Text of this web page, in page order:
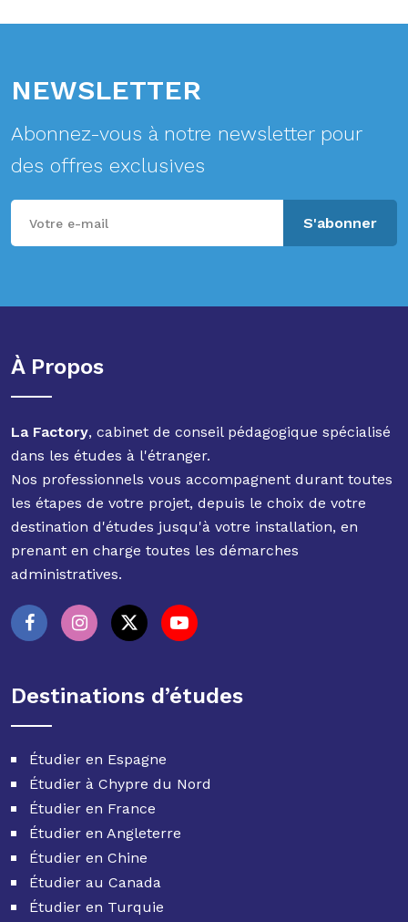
NEWSLETTER
Abonnez-vous à notre newsletter pour
des offres exclusives
S'abonner
À Propos
La Factory, cabinet de conseil pédagogique spécialisé
dans les études à l'étranger.
Nos professionnels vous accompagnent durant toutes
les étapes de votre projet, depuis le choix de votre
destination d'études jusqu'à votre installation, en
prenant en charge toutes les démarches
administratives.
Destinations d’études
Étudier en Espagne
Étudier à Chypre du Nord
Étudier en France
Étudier en Angleterre
Étudier en Chine
Étudier au Canada
Étudier en Turquie